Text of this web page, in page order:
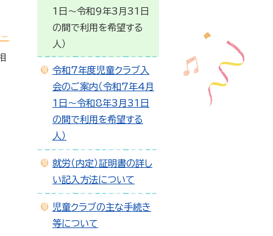
1日～令和9年3月31日
の間で利用を希望する
人）
令和7年度児童クラブ入
会のご案内（令和7年4月
1日～令和8年3月31日
の間で利用を希望する
人）
就労（内定）証明書の詳し
い記入方法について
児童クラブの主な手続き
等について